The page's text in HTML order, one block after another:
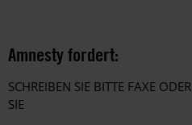
Amnesty fordert:
SCHREIBEN SIE BITTE FAXE
SIE